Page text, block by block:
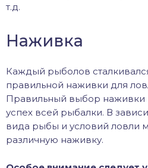
т.д.
Наживка
Каждый рыболов
правильной наживки для
Правильный выбор наживки
успех всей рыбалки. В
вида рыбы и условий ловли
различную наживку.